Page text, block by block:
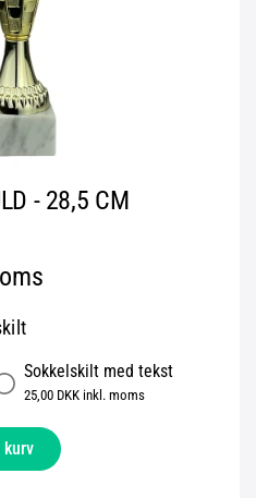
- 28,5 CM
Sokkelskilt med tekst
25,00 DKK inkl. moms